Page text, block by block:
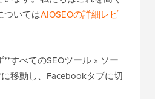
ついてはAIOSEOの詳細レビ
すべてのSEOツール » ソー
移動し、Facebookタブに切